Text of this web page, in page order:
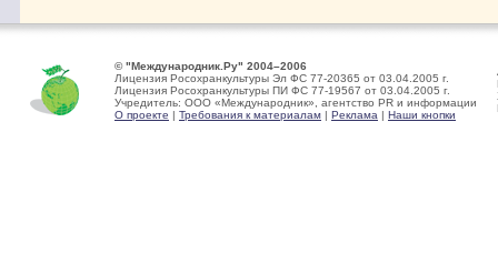
© "Международник.Ру" 2004–2006
Лицензия Росохранкультуры Эл ФС 77-20365 от 03.04.2005 г.
Лицензия Росохранкультуры ПИ ФС 77-19567 от 03.04.2005 г.
Учредитель: ООО «Международник», агентство PR и информации
О проекте | Требования к материалам | Реклама | Наши кнопки